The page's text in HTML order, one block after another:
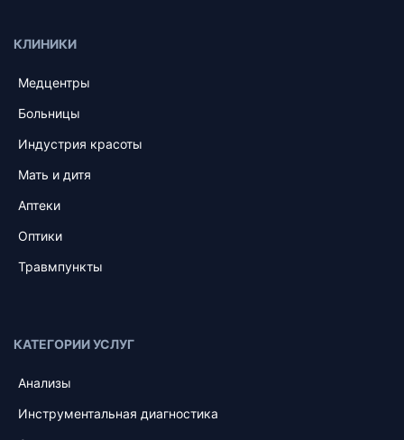
КЛИНИКИ
Медцентры
Больницы
Индустрия красоты
Мать и дитя
Аптеки
Оптики
Травмпункты
КАТЕГОРИИ УСЛУГ
Анализы
Инструментальная диагностика